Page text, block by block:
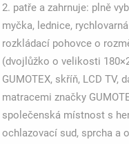
2. patře a zahrnuje: plně
myčka, lednice,
rozkládací pohovce o
(dvojlůžko o velikosti
GUMOTEX, skříň, LCD
matracemi značky
společenská místnost s
ochlazovací sud, sprcha a